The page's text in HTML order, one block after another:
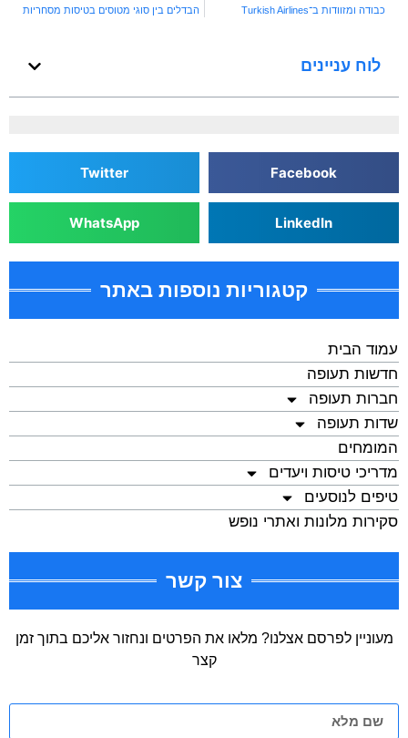
כבודה ומזוודות ב־Turkish Airlines הבדלים בין סוגי מטוסים בטיסות מסחריות
לוח עניינים
Facebook
Twitter
LinkedIn
WhatsApp
קטגוריות נוספות באתר
עמוד הבית
חדשות תעופה
חברות תעופה
שדות תעופה
המומחים
מדריכי טיסות ויעדים
טיפים לנוסעים
סקירות מלונות ואתרי נופש
צור קשר
מעוניין לפרסם אצלנו? מלאו את הפרטים ונחזור אליכם בתוך זמן
קצר